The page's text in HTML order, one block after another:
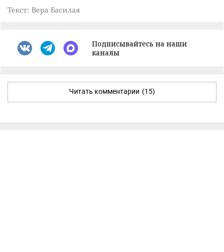
Текст: Вера Басилая
Подписывайтесь на наши
каналы
Читать комментарии (15)